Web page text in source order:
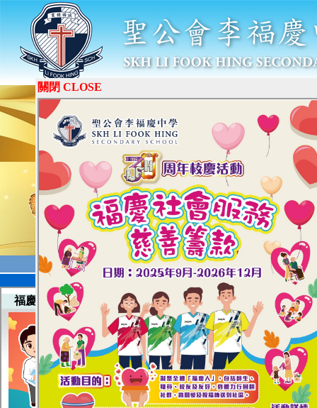
學校簡介 教與學 學生園地
關閉 CLOSE